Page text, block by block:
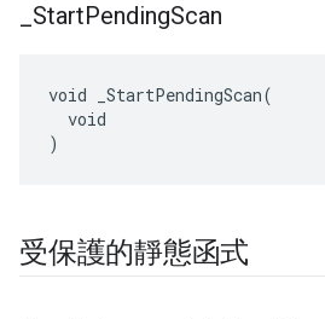
StartPendingScan
void _StartPendingScan(
  void
)
受保護的靜態函式